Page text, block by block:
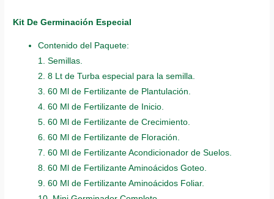
Kit De Germinación Especial
Contenido del Paquete:
1. Semillas.
2. 8 Lt de Turba especial para la semilla.
3. 60 Ml de Fertilizante de Plantulación.
4. 60 Ml de Fertilizante de Inicio.
5. 60 Ml de Fertilizante de Crecimiento.
6. 60 Ml de Fertilizante de Floración.
7. 60 Ml de Fertilizante Acondicionador de Suelos.
8. 60 Ml de Fertilizante Aminoácidos Goteo.
9. 60 Ml de Fertilizante Aminoácidos Foliar.